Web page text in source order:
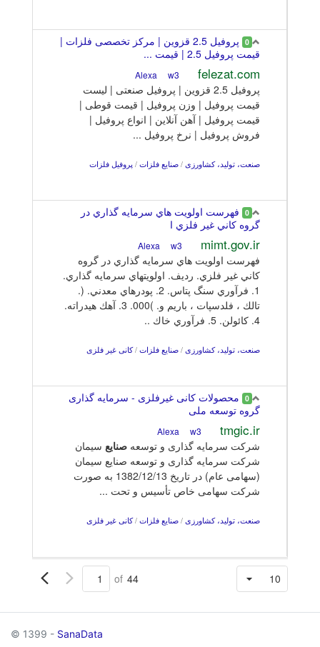
0
پروفیل 2.5 قزوین | مرکز تخصصی فلزات |
قیمت پروفیل 2.5 | قیمت ...
felezat.com
w3
پروفیل 2.5 قزوین | پروفیل صنعتی | لیست
قیمت پروفیل | وزن پروفیل | قیمت قوطی |
قیمت پروفیل | آهن آنلاین | انواع پروفیل |
فروش پروفیل | نرخ پروفیل ...
صنعت، تولید، کشاورزی / صنایع فلزات / پروفیل فلزات
0 ﻓﻬﺮﺳﺖ اوﻟﻮﻳﺖ ﻫﺎي ﺳﺮﻣﺎﻳﻪ ﮔﺬاري در
ﮔﺮوه ﻛﺎﻧﻲ ﻏﻴﺮ ﻓﻠﺰي ا
mimt.gov.ir
w3
ﻓﻬﺮﺳﺖ اوﻟﻮﻳﺖ ﻫﺎي ﺳﺮﻣﺎﻳﻪ ﮔﺬاري در ﮔﺮوه
ﻛﺎﻧﻲ ﻏﻴﺮ ﻓﻠﺰي. ردﻳﻒ. اوﻟﻮﻳﺘﻬﺎي ﺳﺮﻣﺎﻳﻪ ﮔﺬاري.
1. ﻓﺮآوري ﺳﻨﮓ ﭘﺘﺎس. 2. ﭘﻮدرﻫﺎي ﻣﻌﺪﻧﻲ. (.
ﺗﺎﻟﻚ ، ﻓﻠﺪﺳﭙﺎت ، ﺑﺎرﻳﻢ و. )000. 3. آﻫﻚ ﻫﻴﺪراﺗﻪ.
4. ﻛﺎﺋﻮﻟﻦ. 5. ﻓﺮآوري ﺧﺎك ..
صنعت، تولید، کشاورزی / صنایع فلزات /کانی غیر فلزی
0 محصولات کانی غیرفلزی - سرمایه گذاری
گروه توسعه ملی
tmgic.ir
w3
شرکت سرمایه گذاری و توسعه صنایع سیمان
شرکت سرمایه گذاری و توسعه صنایع سیمان
(سهامی عام) در تاریخ 1382/12/13 به صورت
شرکت سهامی خاص تأسیس و تحت ...
صنعت، تولید، کشاورزی / صنایع فلزات /کانی غیر فلزی
of 44
© 1399 - SanaData